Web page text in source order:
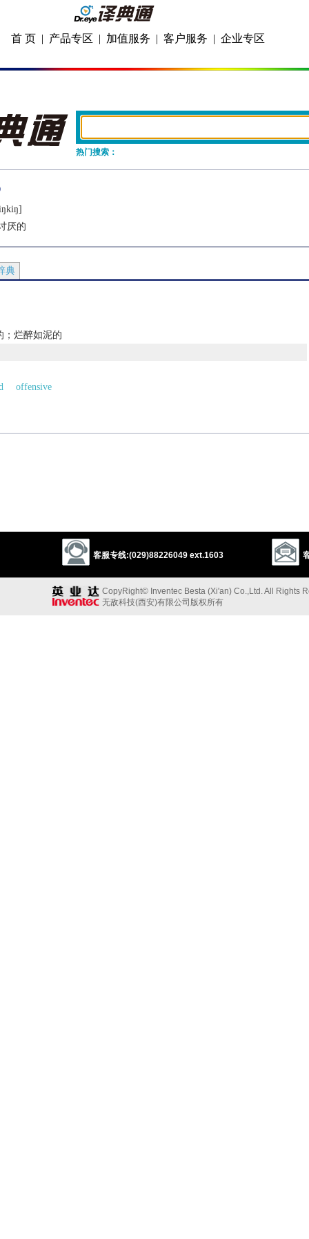
首 页 | 产品专区 | 加值服务 | 客户服务 | 企业专区
热门搜索：
厌的
典
；烂醉如泥的
offensive
以上来源于：《简明牛津英语词典》
客服专线:(029)88226049 ext.1603
CopyRight© Inventec Besta (Xi'an) Co.,Ltd. All Rights
无敌科技(西安)有限公司版权所有